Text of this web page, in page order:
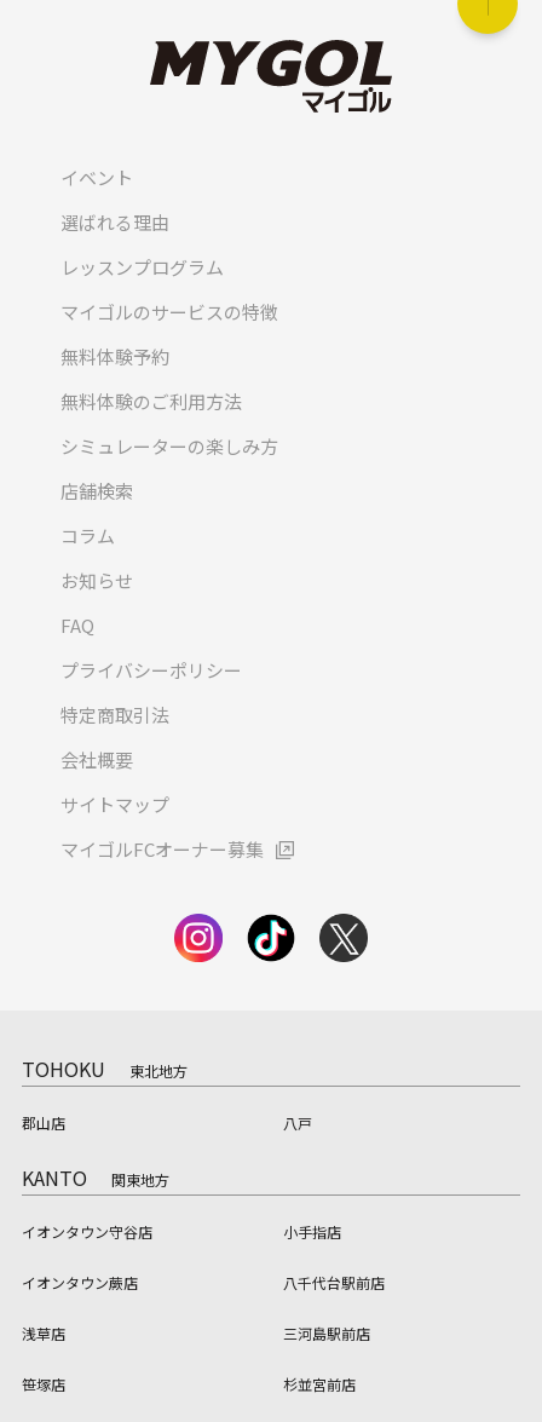
イベント
選ばれる理由
レッスンプログラム
マイゴルのサービスの特徴
無料体験予約
無料体験のご利用方法
シミュレーターの楽しみ方
店舗検索
コラム
お知らせ
FAQ
プライバシーポリシー
特定商取引法
会社概要
サイトマップ
マイゴルFCオーナー募集
TOHOKU 東北地方
郡山店 八戸
KANTO 関東地方
イオンタウン守谷店 小手指店
イオンタウン蕨店 八千代台駅前店
浅草店 三河島駅前店
笹塚店 杉並宮前店